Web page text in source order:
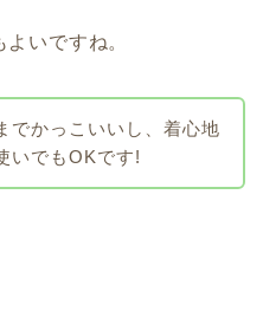
いですね。
でかっこいいし、着心地
いでもOKです!